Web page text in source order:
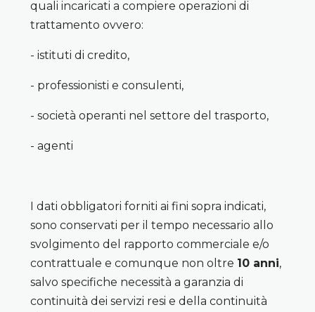
quali incaricati a compiere operazioni di
trattamento ovvero:
- istituti di credito,
- professionisti e consulenti,
- società operanti nel settore del trasporto,
- agenti
I dati obbligatori forniti ai fini sopra indicati,
sono conservati per il tempo necessario allo
svolgimento del rapporto commerciale e/o
contrattuale e comunque non oltre 10 anni,
salvo specifiche necessità a garanzia di
continuità dei servizi resi e della continuità